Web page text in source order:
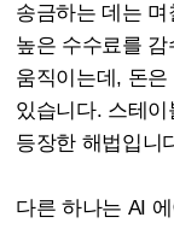
송금하는 데는
높은 수수료를
움직이는데, 돈
있습니다. 스테
등장한 해법입니
다른 하나는 AI